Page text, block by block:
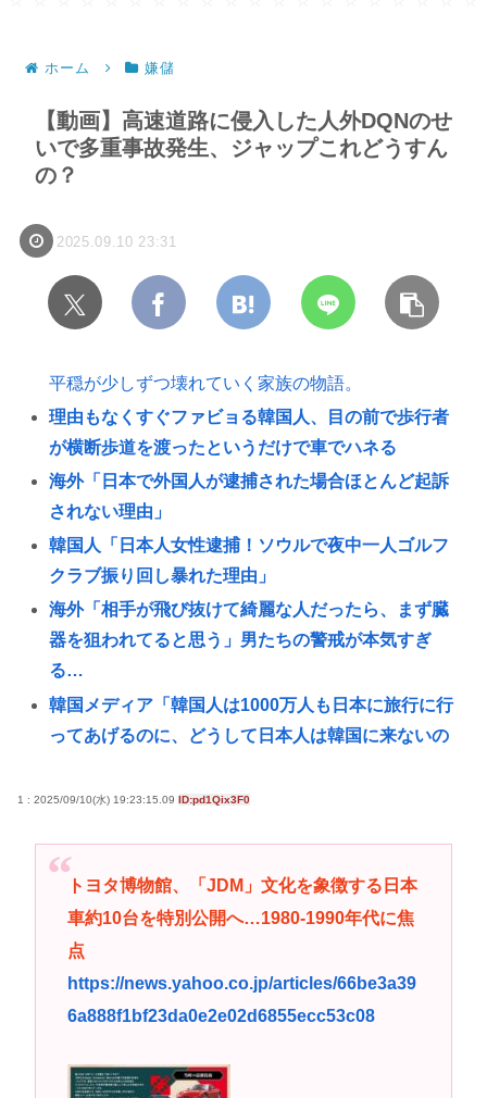
ホーム 嫌儲
【動画】高速道路に侵入した人外DQNのせ
いで多重事故発生、ジャップこれどうすん
の？
2025.09.10 23:31
平穏が少しずつ壊れていく家族の物語。
理由もなくすぐファビョる韓国人、目の前で歩行者
が横断歩道を渡ったというだけで車でハネる
海外「日本で外国人が逮捕された場合ほとんど起訴
されない理由」
韓国人「日本人女性逮捕！ソウルで夜中一人ゴルフ
クラブ振り回し暴れた理由」
海外「相手が飛び抜けて綺麗な人だったら、まず臓
器を狙われてると思う」男たちの警戒が本気すぎ
る…
韓国メディア「韓国人は1000万人も日本に旅行に行
ってあげるのに、どうして日本人は韓国に来ないの
彡(●)(●)「汗だくのJKのイラストを描け」🤖「…」
コチンモンスター」を作ろうと思う
大学生ワイ、株で大儲けwww
彼氏がいないと謳いケツのデカさで売れてタワマン
を購入しプロゲーマーと結婚したグラドル、息子が
「自閉スペクトラム症」と診断され泣く
女子高生コスプレイヤー、夏の電車が臭くて苦言
ンハイター薄めた水で一回まわそう！」
1 : 2025/09/10(水) 19:23:15.09 ID:pd1Qix3F0
トヨタ博物館、「JDM」文化を象徴する日本
車約10台を特別公開へ…1980-1990年代に焦
点
https://news.yahoo.co.jp/articles/66be3a39
6a888f1bf23da0e2e02d6855ecc53c08